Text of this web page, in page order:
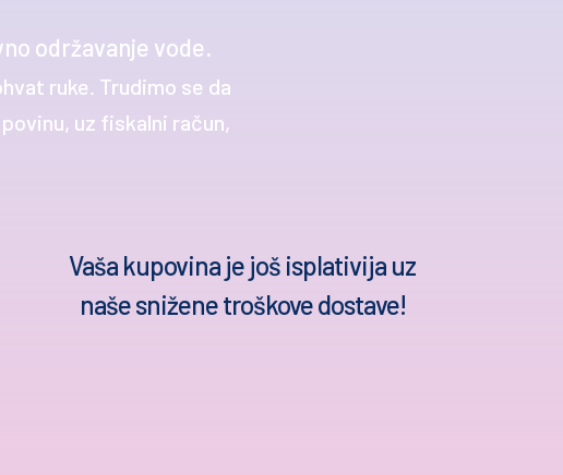
održavanje vode.
ruke. Trudimo se da
uz fiskalni račun,
Vaša kupovina je još isplativija uz
naše snižene troškove dostave!